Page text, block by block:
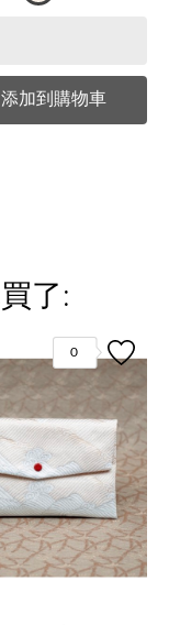
添加到購物車
了:
0